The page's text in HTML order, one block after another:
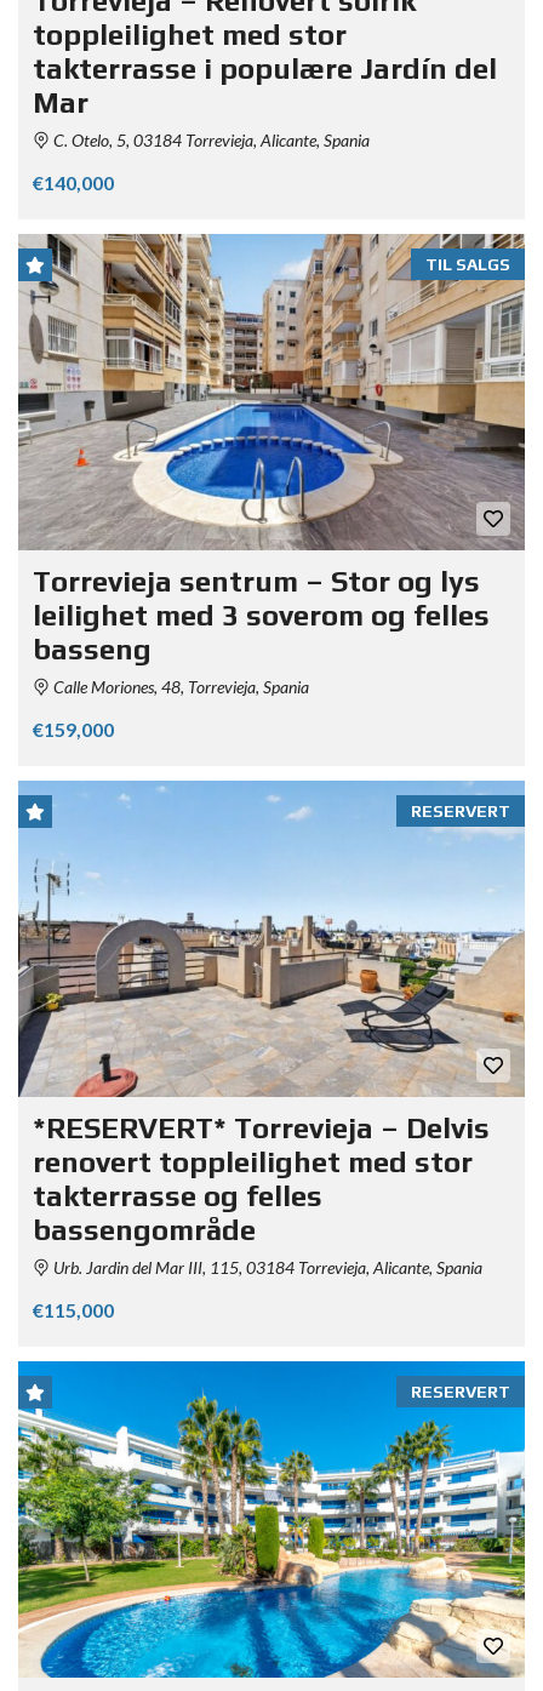
toppleilighet med stor
takterrasse i populære Jardín del
Mar
C. Otelo, 5, 03184 Torrevieja, Alicante, Spania
€140,000
TIL SALGS
Torrevieja sentrum – Stor og lys
leilighet med 3 soverom og felles
basseng
Calle Moriones, 48, Torrevieja, Spania
€159,000
RESERVERT
*RESERVERT* Torrevieja – Delvis
renovert toppleilighet med stor
takterrasse og felles
bassengområde
Urb. Jardin del Mar III, 115, 03184 Torrevieja, Alicante, Spania
€115,000
RESERVERT